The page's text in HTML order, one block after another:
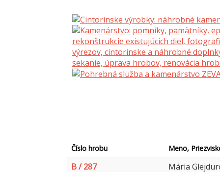
Číslo hrobu Meno,
B / 287
Mária